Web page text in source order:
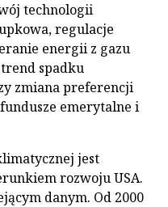
technologii
regulacje
energii z gazu
trend spadku
zmiana preferencji
emerytalne i
jest
rozwoju USA.
danym. Od 2000